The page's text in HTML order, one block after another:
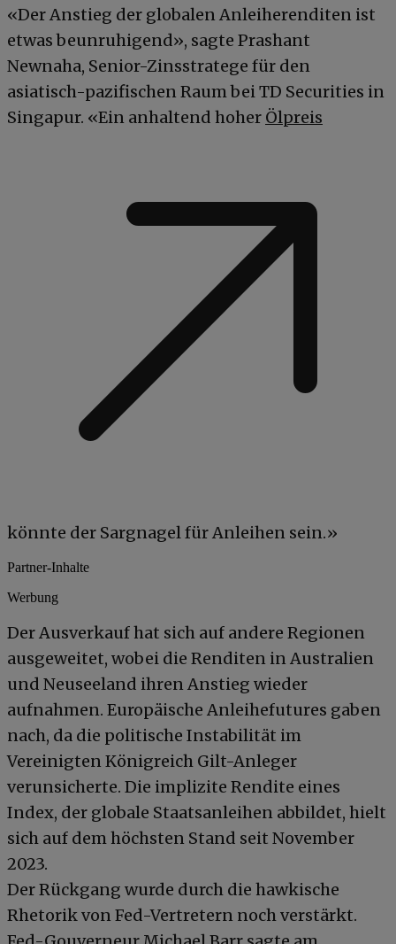
«Der Anstieg der globalen Anleiherenditen ist
etwas beunruhigend», sagte Prashant
Newnaha, Senior-Zinsstratege für den
asiatisch-pazifischen Raum bei TD Securities in
Singapur. «Ein anhaltend hoher Ölpreis
könnte der Sargnagel für Anleihen sein.»
Partner-Inhalte
Werbung
Der Ausverkauf hat sich auf andere Regionen
ausgeweitet, wobei die Renditen in Australien
und Neuseeland ihren Anstieg wieder
aufnahmen. Europäische Anleihefutures gaben
nach, da die politische Instabilität im
Vereinigten Königreich Gilt-Anleger
verunsicherte. Die implizite Rendite eines
Index, der globale Staatsanleihen abbildet, hielt
sich auf dem höchsten Stand seit November
2023.
Der Rückgang wurde durch die hawkische
Rhetorik von Fed-Vertretern noch verstärkt.